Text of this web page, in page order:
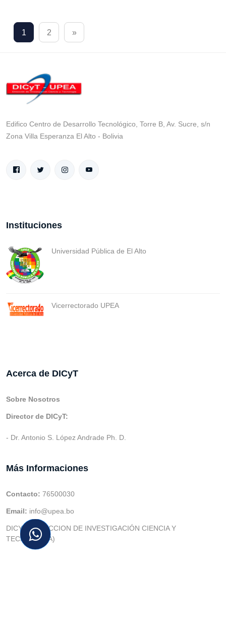
1 2 »
Edifico Centro de Desarrollo Tecnológico, Torre B, Av. Sucre, s/n
Zona Villa Esperanza El Alto - Bolivia
Instituciones
Universidad Pública de El Alto
Vicerrectorado UPEA
Acerca de DICyT
Sobre Nosotros
Director de DICyT:
- Dr. Antonio S. López Andrade Ph. D.
Más Informaciones
Contacto: 76500030
Email: info@upea.bo
DICYT (DIRECCION DE INVESTIGACIÓN CIENCIA Y
TECNOLOGIA)